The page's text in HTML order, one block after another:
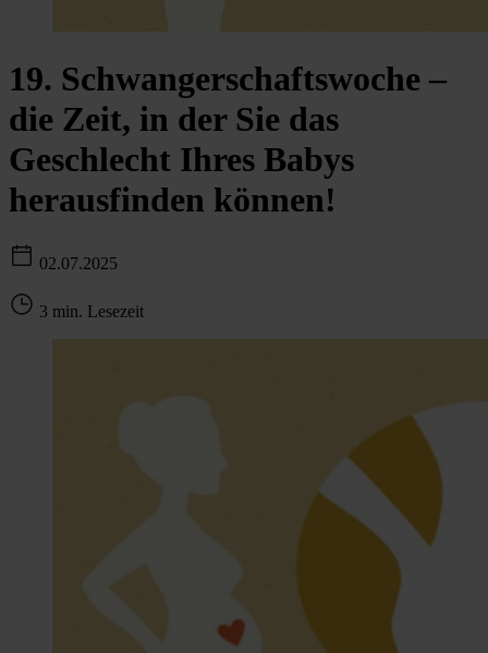
19. Schwangerschaftswoche –
die Zeit, in der Sie das
Geschlecht Ihres Babys
herausfinden können!
02.07.2025
3 min. Lesezeit